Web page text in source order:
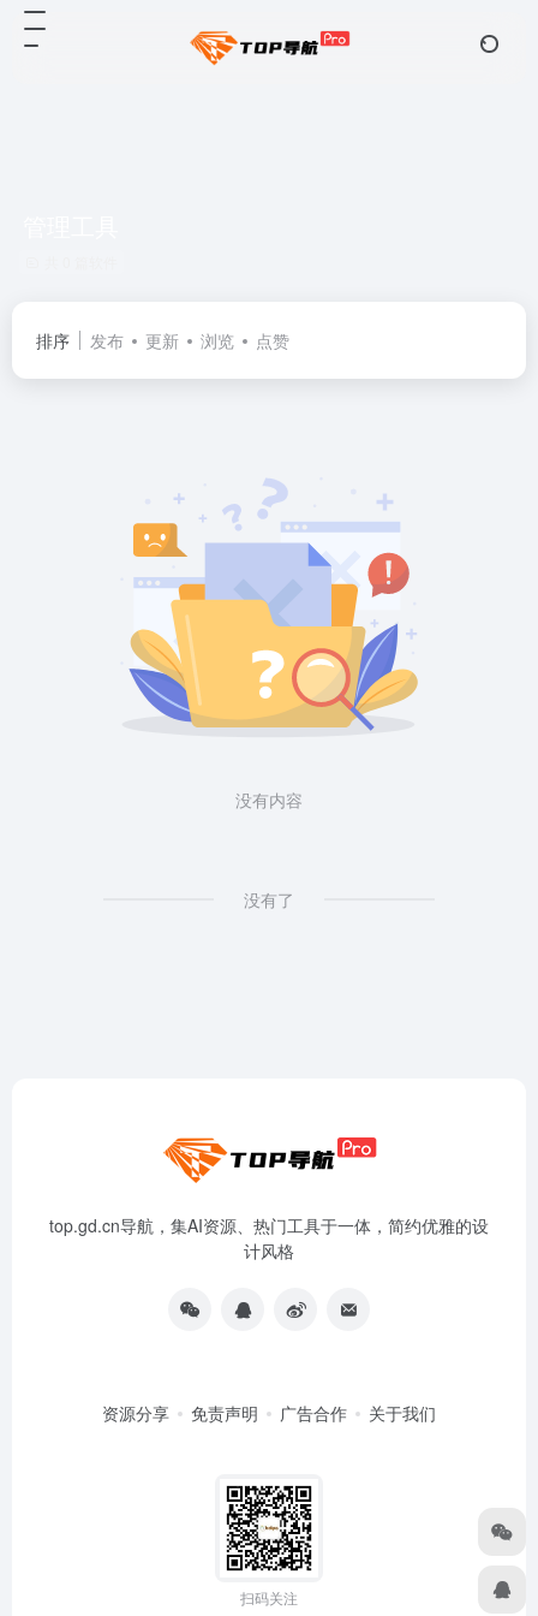
排序 发布 更新 浏览 点赞
没有内容
没有了
top.gd.cn导航，集AI资源、热门工具于一体，简约优雅的设
计风格
资源分享 免责声明 广告合作 关于我们
扫码关注